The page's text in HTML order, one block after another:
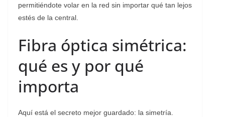
permitiéndote volar en la red sin importar qué tan lejos
estés de la central.
Fibra óptica simétrica:
qué es y por qué
importa
Aquí está el secreto mejor guardado: la simetría.